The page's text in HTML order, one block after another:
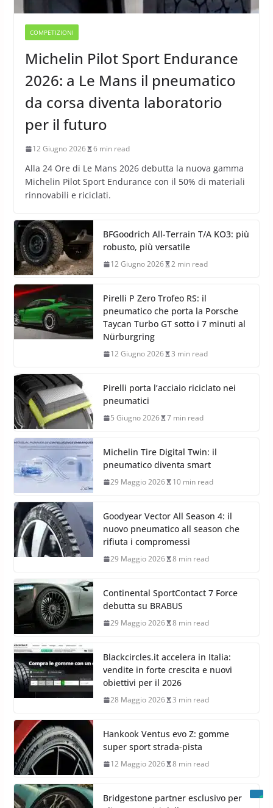
COMPETIZIONI
Michelin Pilot Sport Endurance
2026: a Le Mans il pneumatico
da corsa diventa laboratorio
per il futuro
12 Giugno 2026 6 min read
Alla 24 Ore di Le Mans 2026 debutta la nuova gamma
Michelin Pilot Sport Endurance con il 50% di materiali
rinnovabili e riciclati.
BFGoodrich All-Terrain T/A KO3: più
robusto, più versatile
12 Giugno 2026 2 min read
Pirelli P Zero Trofeo RS: il
pneumatico che porta la Porsche
Taycan Turbo GT sotto i 7 minuti al
Nürburgring
12 Giugno 2026 3 min read
Pirelli porta l’acciaio riciclato nei
pneumatici
5 Giugno 2026 7 min read
Michelin Tire Digital Twin: il
pneumatico diventa smart
29 Maggio 2026 10 min read
Goodyear Vector All Season 4: il
nuovo pneumatico all season che
rifiuta i compromessi
29 Maggio 2026 8 min read
Continental SportContact 7 Force
debutta su BRABUS
29 Maggio 2026 8 min read
Blackcircles.it accelera in Italia:
vendite in forte crescita e nuovi
obiettivi per il 2026
28 Maggio 2026 3 min read
Hankook Ventus evo Z: gomme
super sport strada-pista
12 Maggio 2026 8 min read
Bridgestone partner esclusivo per